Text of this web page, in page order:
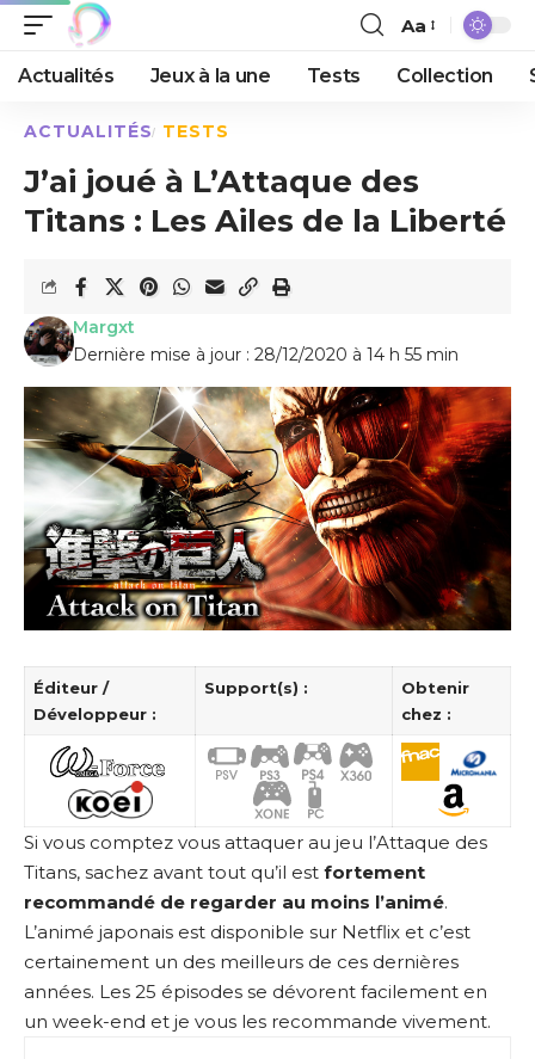
Aa
Actualités Jeux à la une Tests Collection
ACTUALITÉS TESTS
J’ai joué à L’Attaque des
Titans : Les Ailes de la Liberté
Dernière mise à jour : 28/12/2020 à 14 h 55 min
Margxt
Éditeur /
Développeur :
Support(s) :
Obtenir
chez :
Si vous comptez vous attaquer au jeu l’Attaque des
Titans, sachez avant tout qu’il est fortement
recommandé de regarder au moins l’animé.
L’animé japonais est disponible sur Netflix et c’est
certainement un des meilleurs de ces dernières
années. Les 25 épisodes se dévorent facilement en
un week-end et je vous les recommande vivement.